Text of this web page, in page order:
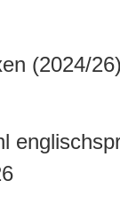
(2024/